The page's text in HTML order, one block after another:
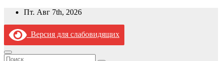
Перейти
содержимому
Пт. Авг 7th, 2026
Версия для слабовидящих